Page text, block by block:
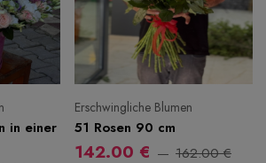
in einer
Erschwingliche Blumen
51 Rosen 90 cm
142.00 € 162.00 €